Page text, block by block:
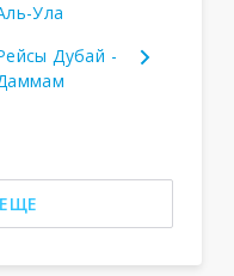
Ула
Дубай -